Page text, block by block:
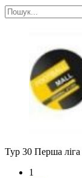
Тур 30 Перша ліга
1